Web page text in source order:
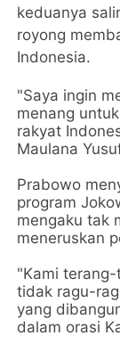
keduanya
royong
Indonesia.
"Saya ingin
menang
rakyat
Maulana
Prabowo
program
mengaku tak
meneruskan
"Kami
tidak ragu-
yang
dalam orasi